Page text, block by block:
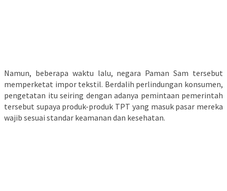
Namun, beberapa waktu lalu, negara Paman Sam tersebut
memperketat impor tekstil. Berdalih perlindungan konsumen,
pengetatan itu seiring dengan adanya pemintaan pemerintah
tersebut supaya produk-produk TPT yang masuk pasar mereka
wajib sesuai standar keamanan dan kesehatan.